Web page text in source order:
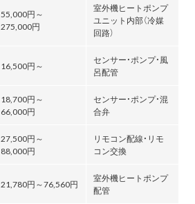
55,000円～
275,000円
室外機ヒートポンプ
ユニット内部（冷媒
回路）
16,500円～
センサー・ポンプ・風
呂配管
18,700円～
66,000円
センサー・ポンプ・混
合弁
27,500円～
88,000円
リモコン配線・リモ
コン交換
21,780円～76,560円
室外機ヒートポンプ
配管